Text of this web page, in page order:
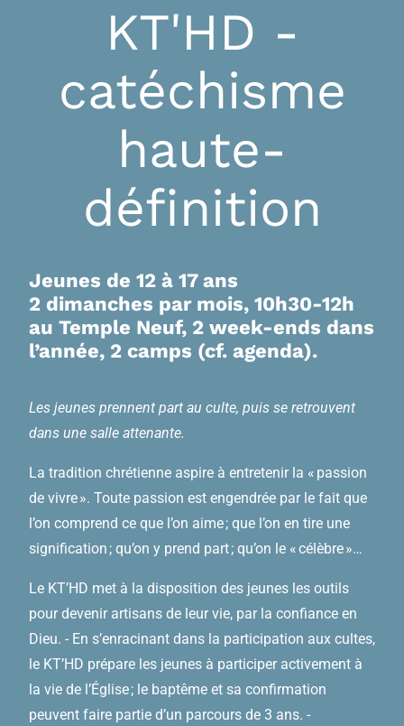
KT'HD -
catéchisme
haute-
définition
Jeunes de 12 à 17 ans
2 dimanches par mois, 10h30-12h
au Temple Neuf, 2 week-ends dans
l’année, 2 camps (cf. agenda).
Les jeunes prennent part au culte, puis se retrouvent
dans une salle attenante.
La tradition chrétienne aspire à entretenir la « passion
de vivre ». Toute passion est engendrée par le fait que
l’on comprend ce que l’on aime ; que l’on en tire une
signification ; qu’on y prend part ; qu’on le « célèbre »…
Le KT’HD met à la disposition des jeunes les outils
pour devenir artisans de leur vie, par la confiance en
Dieu. - En s’enracinant dans la participation aux cultes,
le KT’HD prépare les jeunes à participer activement à
la vie de l’Église ; le baptême et sa confirmation
peuvent faire partie d’un parcours de 3 ans. -